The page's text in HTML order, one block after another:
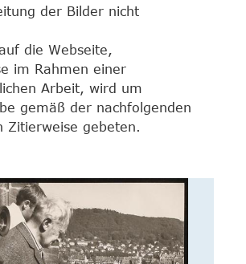
der Bilder nicht
die Webseite,
im Rahmen einer
Arbeit, wird um
gemäß der nachfolgenden
Zitierweise gebeten.